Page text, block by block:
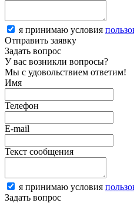
я принимаю условия
Отправить заявку
Задать вопрос
У вас возникли вопросы?
Мы с удовольствием ответим!
Имя
Телефон
E-mail
Текст сообщения
я принимаю условия
Задать вопрос